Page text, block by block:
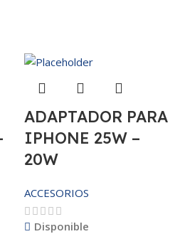
ADAPTADOR PARA
IPHONE 25W –
20W
ACCESORIOS
Disponible